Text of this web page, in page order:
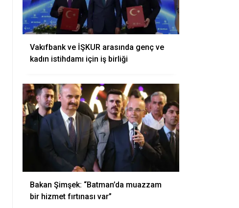
Vakıfbank ve İŞKUR arasında genç ve
kadın istihdamı için iş birliği
Bakan Şimşek: “Batman’da muazzam
bir hizmet fırtınası var”